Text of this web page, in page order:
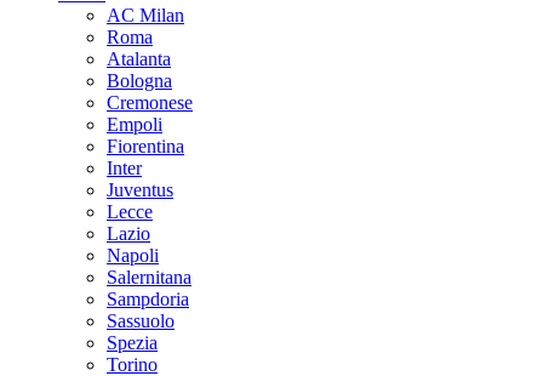
AC Milan
Roma
Atalanta
Bologna
Cremonese
Empoli
Fiorentina
Inter
Juventus
Lecce
Lazio
Napoli
Salernitana
Sampdoria
Sassuolo
Spezia
Torino